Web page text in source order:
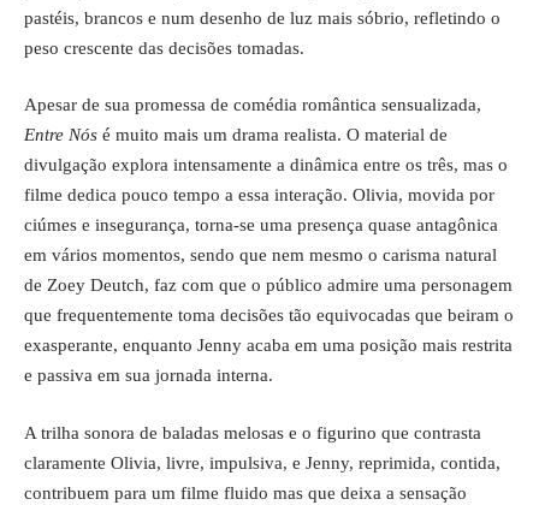
pastéis, brancos e num desenho de luz mais sóbrio, refletindo o
peso crescente das decisões tomadas.
Apesar de sua promessa de comédia romântica sensualizada,
Entre Nós é muito mais um drama realista. O material de
divulgação explora intensamente a dinâmica entre os três, mas o
filme dedica pouco tempo a essa interação. Olivia, movida por
ciúmes e insegurança, torna-se uma presença quase antagônica
em vários momentos, sendo que nem mesmo o carisma natural
de Zoey Deutch, faz com que o público admire uma personagem
que frequentemente toma decisões tão equivocadas que beiram o
exasperante, enquanto Jenny acaba em uma posição mais restrita
e passiva em sua jornada interna.
A trilha sonora de baladas melosas e o figurino que contrasta
claramente Olivia, livre, impulsiva, e Jenny, reprimida, contida,
contribuem para um filme fluido mas que deixa a sensação